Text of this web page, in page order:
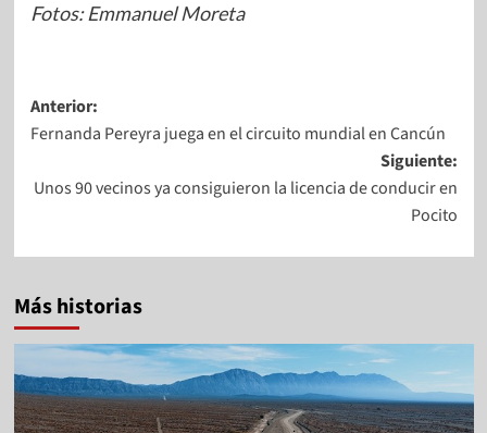
Fotos: Emmanuel Moreta
Anterior:
Fernanda Pereyra juega en el circuito mundial en Cancún
Siguiente:
Unos 90 vecinos ya consiguieron la licencia de conducir en
Pocito
Más historias